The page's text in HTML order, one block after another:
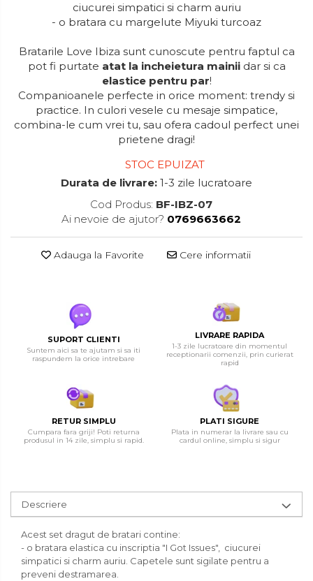
ciucurei simpatici si charm auriu
- o bratara cu margelute Miyuki turcoaz
Bratarile Love Ibiza sunt cunoscute pentru faptul ca
pot fi purtate atat la incheietura mainiidar si ca
elastice pentru par!
Companioanele perfecte in orice moment: trendy si
practice. In culori vesele cu mesaje simpatice,
combina-le cum vrei tu, sau ofera cadoul perfect unei
prietene dragi!
STOC EPUIZAT
Durata de livrare: 1-3 zile lucratoare
Cod Produs: BF-IBZ-07
Ai nevoie de ajutor? 0769663662
Adauga la Favorite Cere informatii
SUPORT CLIENTI
Suntem aici sa te ajutam si sa iti
raspundem la orice intrebare
LIVRARE RAPIDA
1-3 zile lucratoare din momentul
receptionarii comenzii, prin curierat
rapid
RETUR SIMPLU
Cumpara fara griji! Poti returna
produsul in 14 zile, simplu si rapid.
PLATI SIGURE
Plata in numerar la livrare sau cu
cardul online, simplu si sigur
Descriere
Acest set dragut de bratari contine:
- o bratara elastica cu inscriptia "I Got Issues", ciucurei
simpatici si charm auriu. Capetele sunt sigilate pentru a
preveni destramarea.